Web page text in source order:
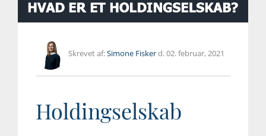
Skrevet af:Simone Fiskerd. 02. februar, 2021
Holdingselskab